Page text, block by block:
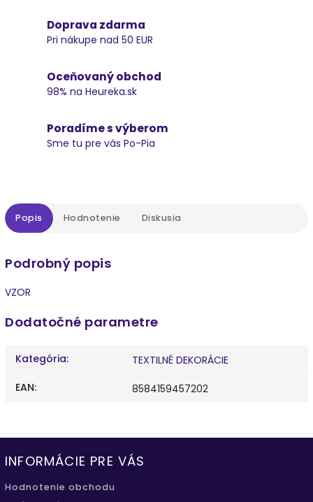
Doprava zdarma
Pri nákupe nad 50 EUR
Oceňovaný obchod
98% na Heureka.sk
Poradíme s výberom
Sme tu pre vás Po-Pia
Popis Hodnotenie Diskusia
Podrobný popis
VZOR
Dodatočné parametre
Kategória:
TEXTILNÉ DEKORÁCIE
EAN: 8584159457202
INFORMÁCIE PRE VÁS
Hodnotenie obchodu